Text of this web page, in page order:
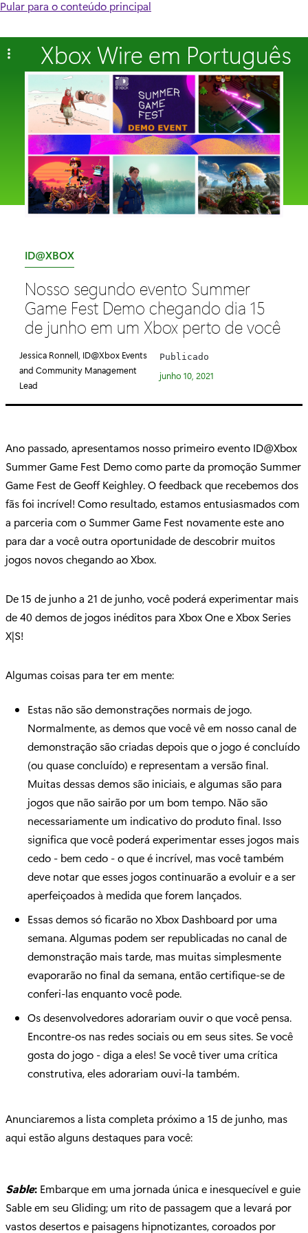
Pular para o conteúdo principal
Xbox Wire em Português
C
t
e
g
r
i
a
ID@XBOX
Nosso segundo evento Summer
Game Fest Demo chegando dia 15
de junho em um Xbox perto de você
Jessica Ronnell, ID@Xbox Events
and Community Management
Lead
Publicado
junho 10, 2021
Ano passado, apresentamos nosso primeiro evento ID@Xbox
Summer Game Fest Demo como parte da promoção Summer
Game Fest de Geoff Keighley. O feedback que recebemos dos
fãs foi incrível! Como resultado, estamos entusiasmados com
a parceria com o Summer Game Fest novamente este ano
para dar a você outra oportunidade de descobrir muitos
jogos novos chegando ao Xbox.
De 15 de junho a 21 de junho, você poderá experimentar mais
de 40 demos de jogos inéditos para Xbox One e Xbox Series
X|S!
Algumas coisas para ter em mente:
Estas não são demonstrações normais de jogo.
Normalmente, as demos que você vê em nosso canal de
demonstração são criadas depois que o jogo é concluído
(ou quase concluído) e representam a versão final.
Muitas dessas demos são iniciais, e algumas são para
jogos que não sairão por um bom tempo. Não são
necessariamente um indicativo do produto final. Isso
significa que você poderá experimentar esses jogos mais
cedo - bem cedo - o que é incrível, mas você também
deve notar que esses jogos continuarão a evoluir e a ser
aperfeiçoados à medida que forem lançados.
Essas demos só ficarão no Xbox Dashboard por uma
semana. Algumas podem ser republicadas no canal de
demonstração mais tarde, mas muitas simplesmente
evaporarão no final da semana, então certifique-se de
conferi-las enquanto você pode.
Os desenvolvedores adorariam ouvir o que você pensa.
Encontre-os nas redes sociais ou em seus sites. Se você
gosta do jogo - diga a eles! Se você tiver uma crítica
construtiva, eles adorariam ouvi-la também.
Anunciaremos a lista completa próximo a 15 de junho, mas
aqui estão alguns destaques para você:
Sable: Embarque em uma jornada única e inesquecível e guie
Sable em seu Gliding; um rito de passagem que a levará por
vastos desertos e paisagens hipnotizantes, coroados por